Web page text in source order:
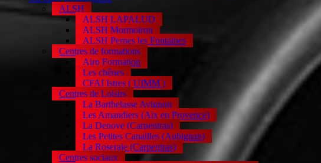
ALSH
ALSH LAPALUD
ALSH Mormoiron
ALSH Pernes les Fontaines
Centres de formations
Airo Formation
Les chênes
CFAI Istres ( UIMM )
Centres de Loisirs
La Barthelasse Avignon
Les Amandiers (Aix en Provence)
La Denove (Carpentras)
Les Petites Canailles (Aubignan)
La Roseraie (Carpentras)
Centres sociaux